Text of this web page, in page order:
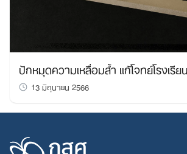
for:
ปักหมุดความเหลื่อมล้ำ แก้โจทย์โรงเรีย
13 มิถุนายน 2566